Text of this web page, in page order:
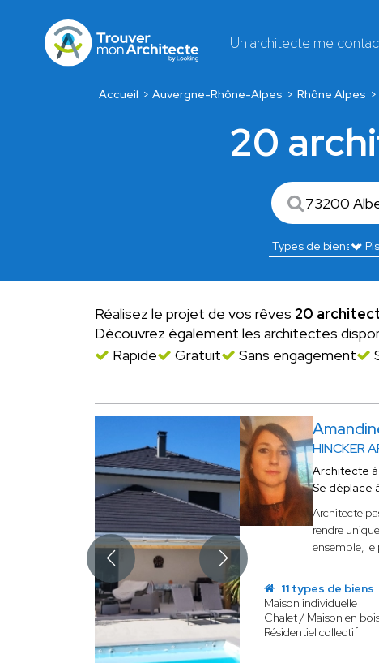
Un architecte me
Accueil Auvergne-Rhône-Alpes Rhône Alpes
20
Réalisez le projet de vos rêves 20
Découvrez également les architectes
Rapide
Gratuit Sans engagement
HINCKER
Architecte à
Se déplace
Architecte
rendre
ensemble,
11 types de biens
Maison individuelle
Chalet / Maison en
Résidentiel collectif